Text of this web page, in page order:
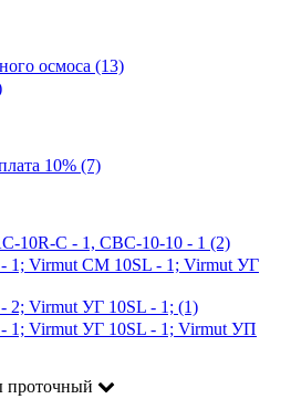
осмоса (13)
10% (7)
10R-C - 1, CBC-10-10 - 1 (2)
1; Virmut СМ 10SL - 1; Virmut УГ
2; Virmut УГ 10SL - 1; (1)
1; Virmut УГ 10SL - 1; Virmut УП
проточный